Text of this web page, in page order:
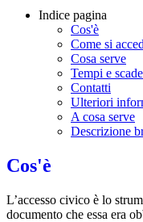
Indice pagina
Cos'è
Come si
Cosa serve
Tempi e
Contatti
Ulteriori
A cosa serve
Descrizione
Cos'è
L’accesso civico è lo
documento che essa era